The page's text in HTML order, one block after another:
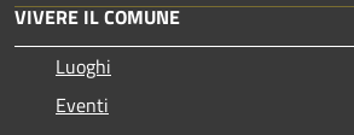
VIVERE IL COMUNE
Luoghi
Eventi